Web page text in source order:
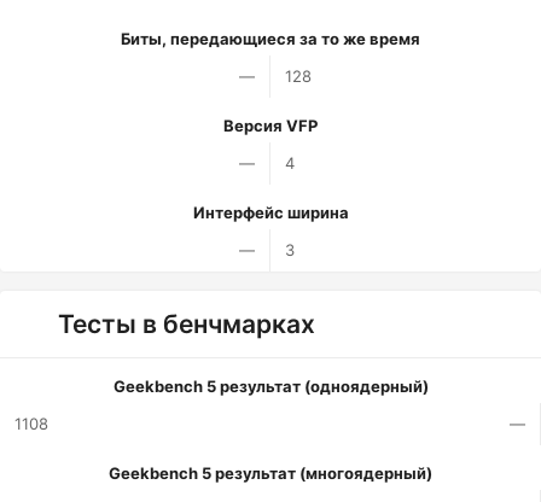
Биты, передающиеся за то же время
—
128
Версия VFP
—
4
Интерфейс ширина
—
3
Тесты в бенчмарках
Geekbench 5 результат (одноядерный)
1108
—
Geekbench 5 результат (многоядерный)